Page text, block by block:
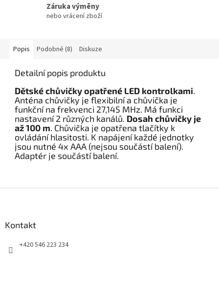
Záruka výměny
nebo vrácení zboží
Popis Podobné (8) Diskuze
Detailní popis produktu
Dětské chůvičky opatřené LED kontrolkami.
Anténa chůvičky je flexibilní a chůvička je
funkční na frekvenci 27,145 MHz. Má funkci
nastavení 2 různých kanálů. Dosah chůvičky je
až 100 m. Chůvička je opatřena tlačítky k
ovládání hlasitosti. K napájení každé jednotky
jsou nutné 4x AAA (nejsou součástí balení).
Adaptér je součástí balení.
Kontakt
+420 546 223 234